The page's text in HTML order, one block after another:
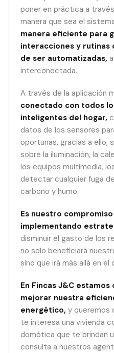
poner en práctica a
manera que sea el
manera eficiente para
interacciones y rutinas
de ser automatizadas,
interconectada.
A través de la aplicación
conectado con todos
inteligentes del hogar,
datos de los sensores
oportunas, gracias a ello,
sobre la iluminación, la
los equipos multimedia,
detectar cualquier fuga
carbono y humo.
Es nuestro
implementando
disminuir el gasto de los
no solo beneficiará
sino que irá más allá en
En Fincas J&C estamos
mejorar nuestra
energético, y queremos
te interesa una vivienda
domótica que te brindan
consulta a nuestros